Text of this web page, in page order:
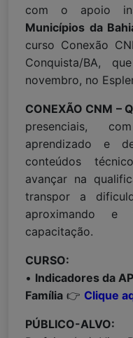
com o apoio
Municípios da
curso Conexão
Conquista/BA,
novembro, no
CONEXÃO CNM –
presenciais,
aprendizado e
conteúdos
avançar na
transpor a
aproximando
capacitação.
CURSO:
• Indicadores da
Família 👉 Clique
PÚBLICO-ALVO: